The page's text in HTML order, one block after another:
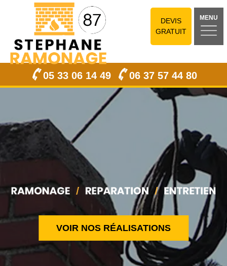
DEVIS
GRATUIT
MENU
05 33 06 14 49 06 37 57 44 80
VOIR NOS RÉALISATIONS